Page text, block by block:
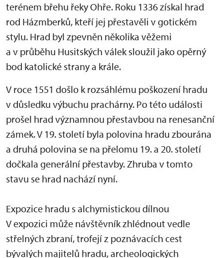
terénem břehu řeky Ohře. Roku 1336 získal hrad
rod Házmberků, kteří jej přestavěli v gotickém
stylu. Hrad byl zpevněn několika věžemi
a v průběhu Husitských válek sloužil jako opěrný
bod katolické strany a krále.
V roce 1551 došlo k rozsáhlému poškození hradu
v důsledku výbuchu prachárny. Po této události
prošel hrad významnou přestavbou na renesanční
zámek. V 19. století byla polovina hradu zbourána
a druhá polovina se na přelomu 19. a 20. století
dočkala generální přestavby. Zhruba v tomto
stavu se hrad nachází nyní.
Expozice hradu s alchymistickou dílnou
V expozici může návštěvník zhlédnout vedle
střelných zbraní, trofejí z poznávacích cest
bývalých majitelů hradu, archeologických